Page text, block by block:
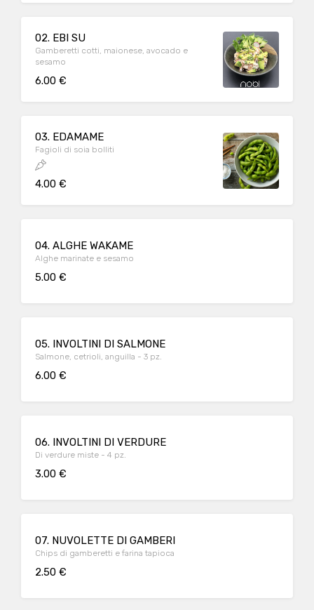
02. EBI SU
Gamberetti cotti, maionese, avocado e
sesamo
6.00 €
03. EDAMAME
Fagioli di soia bolliti
4.00 €
04. ALGHE WAKAME
Alghe marinate e sesamo
5.00 €
05. INVOLTINI DI SALMONE
Salmone, cetrioli, anguilla - 3 pz.
6.00 €
06. INVOLTINI DI VERDURE
Di verdure miste - 4 pz.
3.00 €
07. NUVOLETTE DI GAMBERI
Chips di gamberetti e farina tapioca
2.50 €